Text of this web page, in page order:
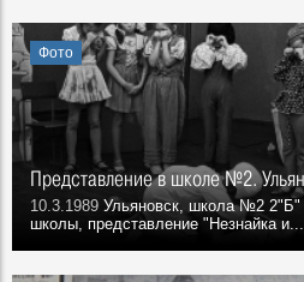
Фото
Представление в школе №2.
10.3.1989 Ульяновск, школа №2 2"Б"
школы, представление "Незнайка и...